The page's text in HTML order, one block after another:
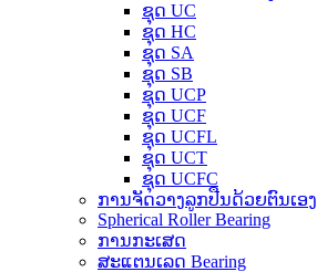
ຊຸດ UC
ຊຸດ HC
ຊຸດ SA
ຊຸດ SB
ຊຸດ UCP
ຊຸດ UCF
ຊຸດ UCFL
ຊຸດ UCT
ຊຸດ UCFC
ການຈັດວາງລູກປືນດ້ວຍຕົນເອງ
Spherical Roller Bearing
ການກະເສດ
ສະແຕນເລດ Bearing